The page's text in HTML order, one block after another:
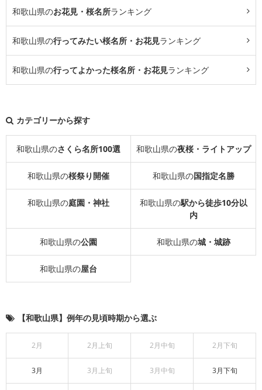
和歌山県のお花見・桜名所ランキング
和歌山県の行ってみたい桜名所・お花見ランキング
和歌山県の行ってよかった桜名所・お花見ランキング
カテゴリーから探す
和歌山県のさくら名所100選 和歌山県の夜桜・ライトアップ
和歌山県の桜祭り開催 和歌山県の国指定名勝
和歌山県の庭園・神社 和歌山県の駅から徒歩10分以
内
和歌山県の公園 和歌山県の城・城跡
和歌山県の屋台
【和歌山県】例年の見頃時期から選ぶ
2月 2月上旬 2月中旬 2月下旬
3月 3月上旬 3月中旬 3月下旬